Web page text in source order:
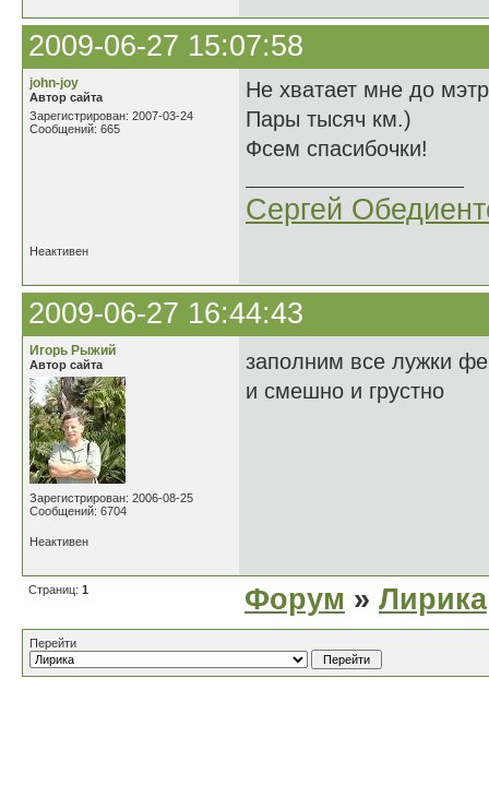
2009-06-27 15:07:58
john-joy
Автор сайта
Зарегистрирован: 2007-03-24
Сообщений: 665
Не хватает мне до
Пары тысяч км.)
Фсем спасибочки!
Сергей
Неактивен
2009-06-27 16:44:43
Игорь Рыжий
Автор сайта
Зарегистрирован: 2006-08-25
Сообщений: 6704
заполним все лужки
и смешно и грустно
Неактивен
Страниц: 1 Форум » Лирика
Перейти